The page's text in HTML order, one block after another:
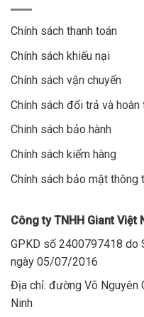
Chính sách thanh toán
Chính sách khiếu nại
Chính sách vận chuyển
Chính sách đổi trả và hoàn
Chính sách bảo hành
Chính sách kiểm hàng
Chính sách bảo mật thông
Công ty TNHH Giant Việt
GPKD số 2400797418 do
ngày 05/07/2016
Địa chỉ: đường Võ Nguyên
Ninh